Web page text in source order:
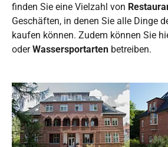
finden Sie eine Vielzahl von
Geschäften, in denen Sie alle Dinge
kaufen können. Zudem können Sie
oderWassersportarten betreiben.
Show larger version for: Show